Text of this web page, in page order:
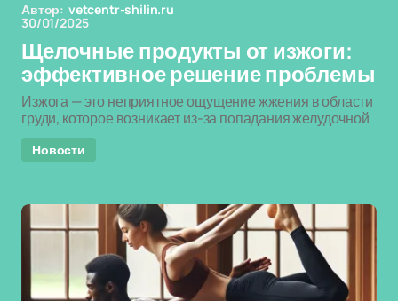
Автор: vetcentr-shilin.ru
30/01/2025
Щелочные продукты от изжоги:
эффективное решение проблемы
Изжога — это неприятное ощущение жжения в области
груди, которое возникает из-за попадания желудочной
Новости